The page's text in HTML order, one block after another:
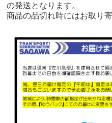
の発送となります。
商品の品切れ時にはお取り